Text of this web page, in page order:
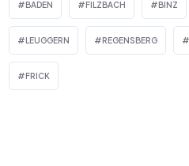
BADEN FILZBACH BINZ
LEUGGERN REGENSBERG
FRICK